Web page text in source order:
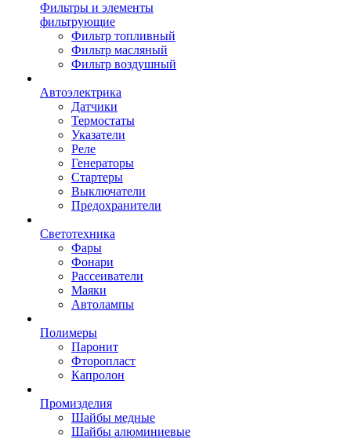
Фильтры и элементы
фильтрующие
Фильтр топливный
Фильтр масляный
Фильтр воздушный
Автоэлектрика
Датчики
Термостаты
Указатели
Реле
Генераторы
Стартеры
Выключатели
Предохранители
Светотехника
Фары
Фонари
Рассеиватели
Маяки
Автолампы
Полимеры
Паронит
Фторопласт
Капролон
Промизделия
Шайбы медные
Шайбы алюминиевые